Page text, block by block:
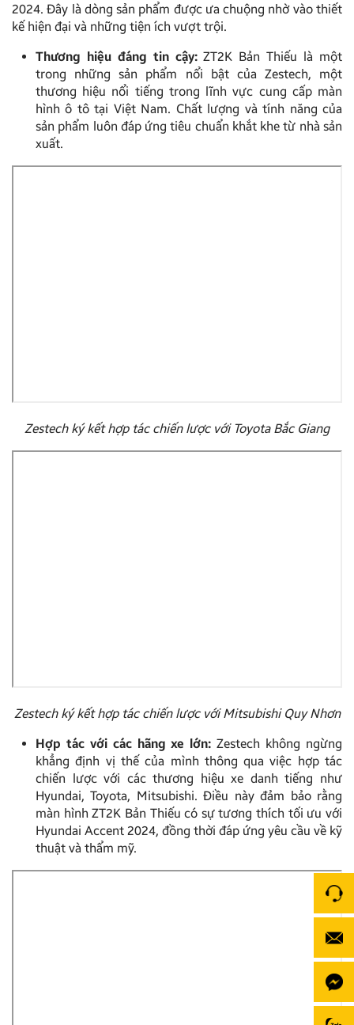
2024. Đây là dòng sản phẩm được ưa chuộng nhờ vào thiết
kế hiện đại và những tiện ích vượt trội.
Thương hiệu đáng tin cậy:ZT2K Bản Thiếu là một
trong những sản phẩm nổi bật của Zestech, một
thương hiệu nổi tiếng trong lĩnh vực cung cấp màn
hình ô tô tại Việt Nam. Chất lượng và tính năng của
sản phẩm luôn đáp ứng tiêu chuẩn khắt khe từ nhà sản
xuất.
Zestech ký kết hợp tác chiến lược với Toyota Bắc Giang
Zestech ký kết hợp tác chiến lược với Mitsubishi Quy Nhơn
Hợp tác với các hãng xe lớn:Zestech không ngừng
khẳng định vị thế của mình thông qua việc hợp tác
chiến lược với các thương hiệu xe danh tiếng như
Hyundai, Toyota, Mitsubishi. Điều này đảm bảo rằng
màn hình ZT2K Bản Thiếu có sự tương thích tối ưu với
Hyundai Accent 2024, đồng thời đáp ứng yêu cầu về kỹ
thuật và thẩm mỹ.